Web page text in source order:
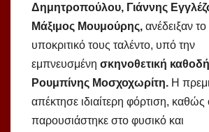
Δημητροπούλου, Γιάννης
Μάξιμος Μουμούρης, ανέδειξαν
υποκριτικό τους ταλέντο, υπό την
εμπνευσμένη σκηνοθετική
Ρουμπίνης Μοσχοχωρίτη. Η
απέκτησε ιδιαίτερη φόρτιση,
παρουσιάστηκε στο φυσικό και